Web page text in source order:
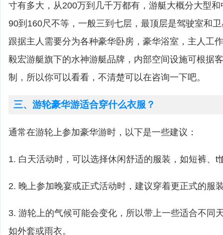
寸有多大，从200万到几千万都有，游艇大概分大型
90到160尺不等，一般三到七层，最顶层是驾驶室和
跟据主人需要分为各种豪华卧房，豪华浴室，主人工
毅宏游艇旗下的水神游艇品牌，内部空间设施可根据
制，所以你可以看看，不清楚可以在咨询一下吧。
三、游轮豪华游适合穿什么衣服？
通常在游轮上参加豪华游时，以下是一些建议：
1. 白天活动时，可以选择休闲舒适的服装，如短裤、t
2. 晚上参加晚宴或正式活动时，建议穿着更正式的服
3. 游轮上的气候可能会变化，所以带上一些适合不同
如外套或雨衣。